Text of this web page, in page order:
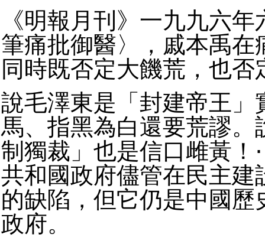
《明報月刊》一九九六
筆痛批御醫〉，戚本禹在
同時既否定大饑荒，也
說毛澤東是「封建帝王」
馬、指黑為白還要荒謬。
制獨裁」也是信口雌黃
共和國政府儘管在民主建
的缺陷，但它仍是中國歷
政府。